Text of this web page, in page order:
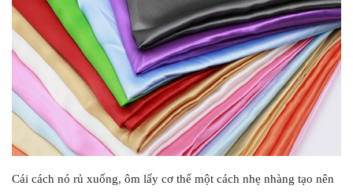
Cái cách nó rủ xuống, ôm lấy cơ thể một cách nhẹ nhàng tạo nên